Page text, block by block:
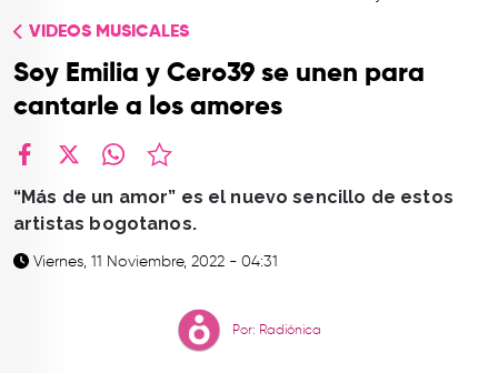
CONTACTO
VIDEOS MUSICALES
Soy Emilia y Cero39 se unen para
cantarle a los amores
“Más de un amor” es el nuevo sencillo de estos
artistas bogotanos.
Viernes, 11 Noviembre, 2022 - 04:31
Por: Radiónica